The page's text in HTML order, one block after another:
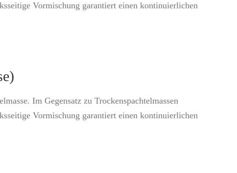
Vormischung garantiert einen kontinuierlichen
Im Gegensatz zu Trockenspachtelmassen
Vormischung garantiert einen kontinuierlichen